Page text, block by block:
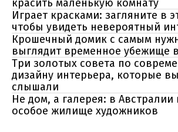
красить маленькую комнату
Играет красками: загляните в
чтобы увидеть невероятный
Крошечный домик с самым
выглядит временное убежище
Три золотых совета по
дизайну интерьера, которые
слышали
Не дом, а галерея: в
особое жилище художников